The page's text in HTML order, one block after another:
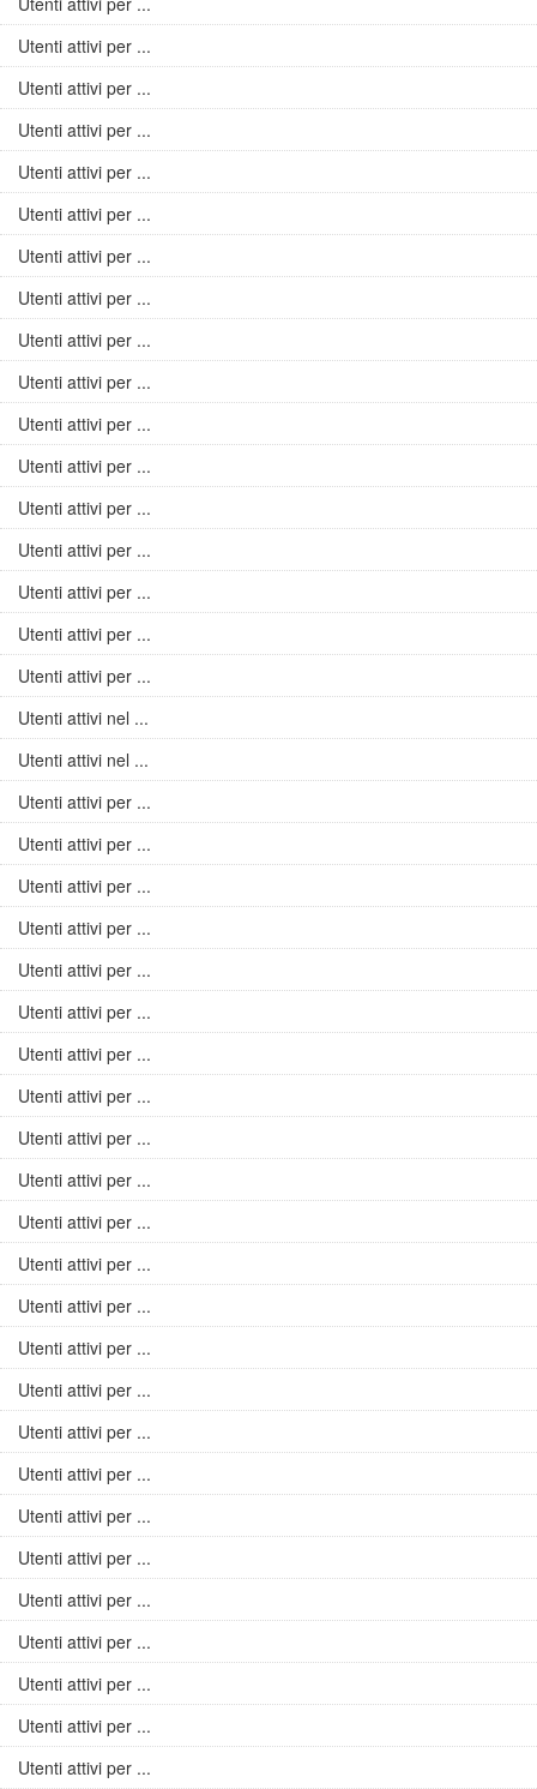
Utenti attivi per ...
Utenti attivi per ...
Utenti attivi per ...
Utenti attivi per ...
Utenti attivi per ...
Utenti attivi per ...
Utenti attivi per ...
Utenti attivi per ...
Utenti attivi per ...
Utenti attivi per ...
Utenti attivi per ...
Utenti attivi per ...
Utenti attivi per ...
Utenti attivi per ...
Utenti attivi per ...
Utenti attivi per ...
Utenti attivi nel ...
Utenti attivi nel ...
Utenti attivi per ...
Utenti attivi per ...
Utenti attivi per ...
Utenti attivi per ...
Utenti attivi per ...
Utenti attivi per ...
Utenti attivi per ...
Utenti attivi per ...
Utenti attivi per ...
Utenti attivi per ...
Utenti attivi per ...
Utenti attivi per ...
Utenti attivi per ...
Utenti attivi per ...
Utenti attivi per ...
Utenti attivi per ...
Utenti attivi per ...
Utenti attivi per ...
Utenti attivi per ...
Utenti attivi per ...
Utenti attivi per ...
Utenti attivi per ...
Utenti attivi per ...
Utenti attivi per ...